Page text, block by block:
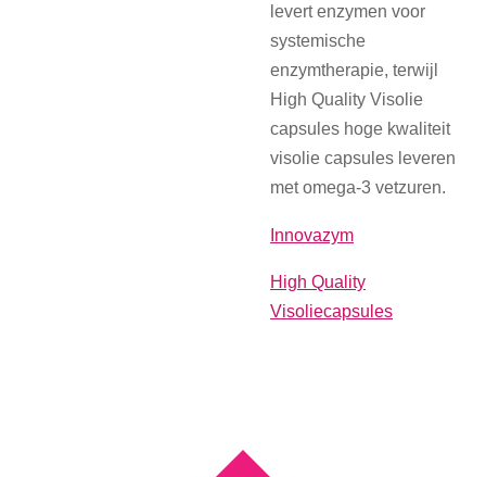
levert enzymen voor
systemische
enzymtherapie, terwijl
High Quality Visolie
capsules hoge kwaliteit
visolie capsules leveren
met omega-3 vetzuren.
Innovazym
High Quality
Visoliecapsules